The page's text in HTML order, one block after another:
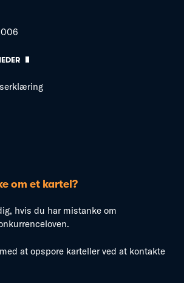
om et kartel?
hvis du har mistanke om
at opspore karteller ved at kontakte